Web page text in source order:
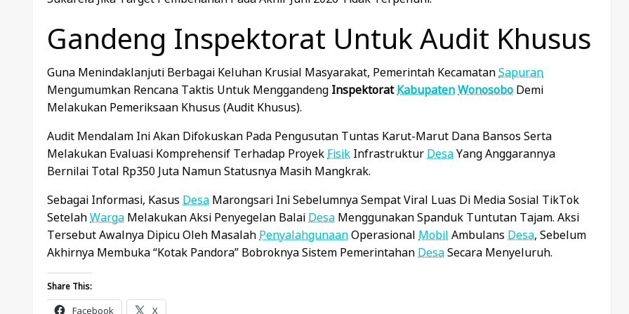
Gandeng Inspektorat Untuk Audit Khusus
Guna Menindaklanjuti Berbagai Keluhan Krusial Masyarakat, Pemerintah KecamatanSapuran
Mengumumkan Rencana Taktis Untuk Menggandeng InspektoratKabupatenWonosobo Demi
Melakukan Pemeriksaan Khusus (Audit Khusus).
Audit Mendalam Ini Akan Difokuskan Pada Pengusutan Tuntas Karut-Marut Dana Bansos Serta
Melakukan Evaluasi Komprehensif Terhadap Proyek Fisik Infrastruktur DesaYang Anggarannya
Bernilai Total Rp350 Juta Namun Statusnya Masih Mangkrak.
Sebagai Informasi, Kasus Desa Marongsari Ini Sebelumnya Sempat Viral Luas Di Media Sosial TikTok
SetelahWarga Melakukan Aksi Penyegelan Balai Desa Menggunakan Spanduk Tuntutan Tajam. Aksi
Tersebut Awalnya Dipicu Oleh Masalah PenyalahgunaanOperasional Mobil Ambulans Desa, Sebelum
Akhirnya Membuka “kotak Pandora” Bobroknya Sistem Pemerintahan DesaSecara Menyeluruh.
Share This:
Facebook X